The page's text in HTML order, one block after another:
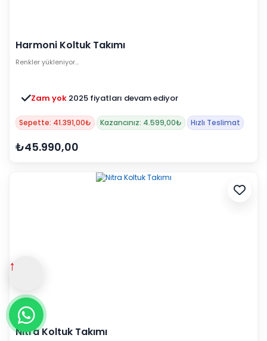
Harmoni Koltuk Takımı
Renkler yükleniyor…
Zam yok 2025 fiyatları devam ediyor
Sepette: 41.391,00₺ Kazancınız: 4.599,00₺ Hızlı Teslimat
₺45.990,00
Nitra Koltuk Takımı
↑